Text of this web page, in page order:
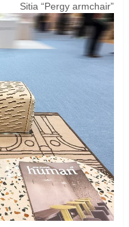
Sitia “Pergy armchair”